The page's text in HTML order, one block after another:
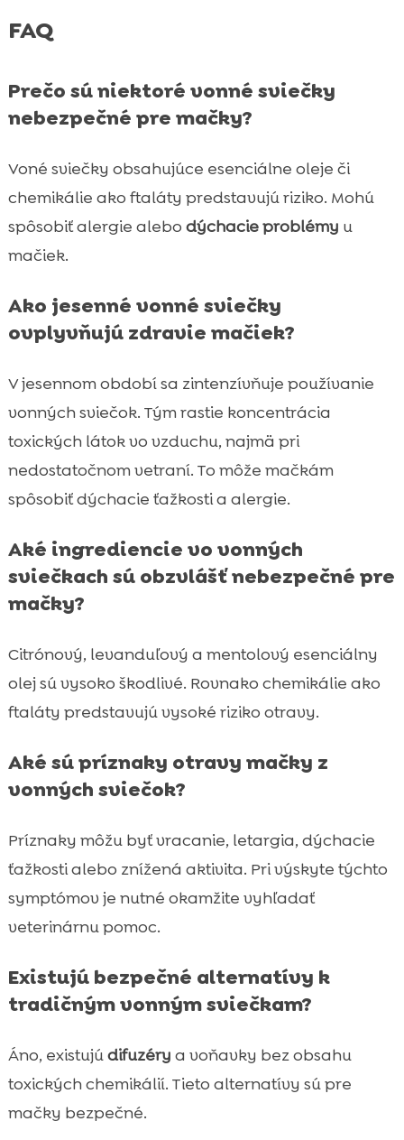
FAQ
Prečo sú niektoré vonné sviečky
nebezpečné pre mačky?
Voné sviečky obsahujúce esenciálne oleje či
chemikálie ako ftaláty predstavujú riziko. Mohú
spôsobiť alergie alebo dýchacie problémy u
mačiek.
Ako jesenné vonné sviečky
ovplyvňujú zdravie mačiek?
V jesennom období sa zintenzívňuje používanie
vonných sviečok. Tým rastie koncentrácia
toxických látok vo vzduchu, najmä pri
nedostatočnom vetraní. To môže mačkám
spôsobiť dýchacie ťažkosti a alergie.
Aké ingrediencie vo vonných
sviečkach sú obzvlášť nebezpečné pre
mačky?
Citrónový, levanduľový a mentolový esenciálny
olej sú vysoko škodlivé. Rovnako chemikálie ako
ftaláty predstavujú vysoké riziko otravy.
Aké sú príznaky otravy mačky z
vonných sviečok?
Príznaky môžu byť vracanie, letargia, dýchacie
ťažkosti alebo znížená aktivita. Pri výskyte týchto
symptómov je nutné okamžite vyhľadať
veterinárnu pomoc.
Existujú bezpečné alternatívy k
tradičným vonným sviečkam?
Áno, existujúdifuzéry a voňavky bez obsahu
toxických chemikálií. Tieto alternatívy sú pre
mačky bezpečné.